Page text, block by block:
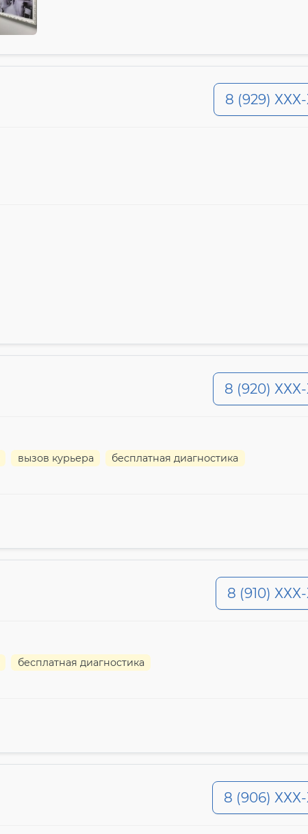
8 (929)
8 (920) ХХХ-
вызов курьера бесплатная диагностика
8 (910)
бесплатная диагностика
8 (906) ХХХ-